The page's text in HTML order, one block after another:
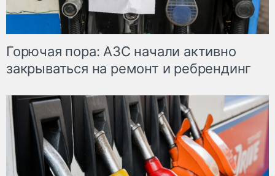
Горючая пора: АЗС начали активно
закрываться на ремонт и ребрендинг